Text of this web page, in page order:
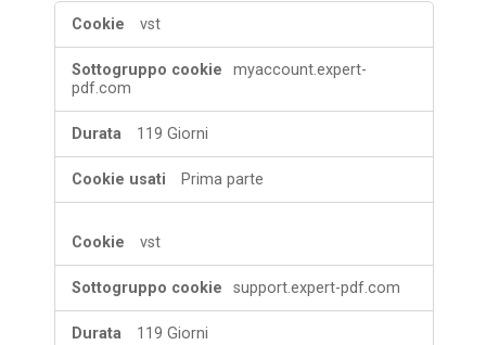
Cookie
per
pubblicità
mirata
vst
myaccount.expert-
pdf.com
119 Giorni
Prima parte
vst
support.expert-pdf.com
119 Giorni